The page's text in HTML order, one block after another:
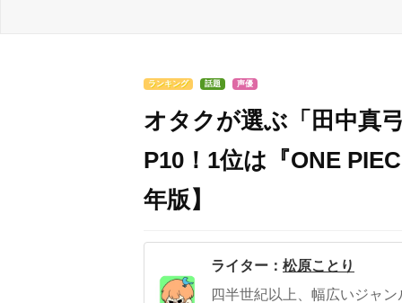
ランキング 話題 声優
オタクが選ぶ「田中真
P10！1位は『ONE
年版】
ライター： 松原ことり
四半世紀以上、幅広いジャ